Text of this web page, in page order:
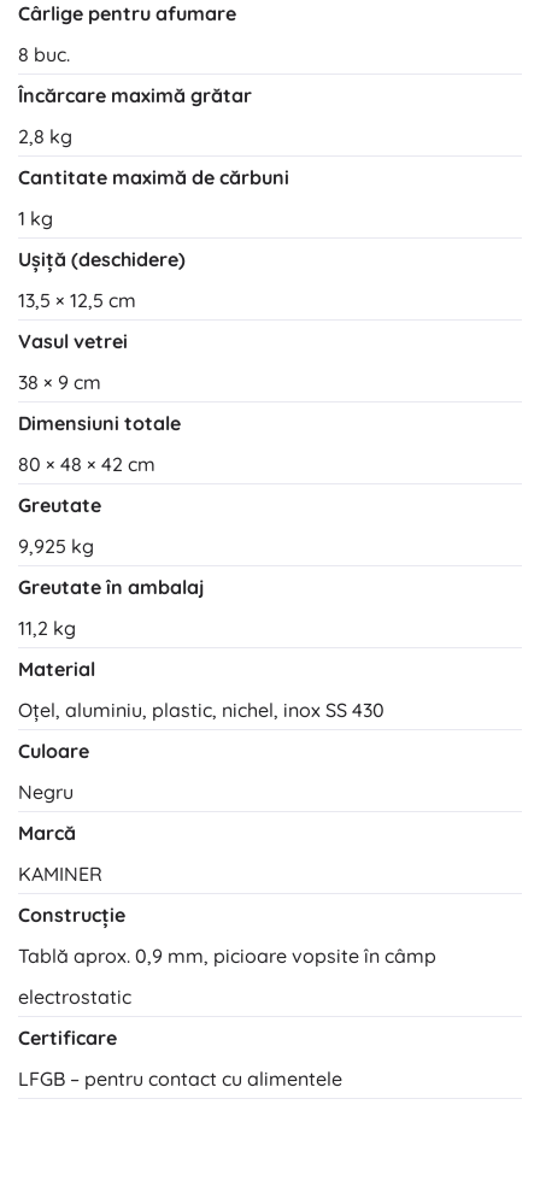
Cârlige pentru afumare
8 buc.
Încărcare maximă grătar
2,8 kg
Cantitate maximă de cărbuni
1 kg
Ușiță (deschidere)
13,5 × 12,5 cm
Vasul vetrei
38 × 9 cm
Dimensiuni totale
80 × 48 × 42 cm
Greutate
9,925 kg
Greutate în ambalaj
11,2 kg
Material
Oțel, aluminiu, plastic, nichel, inox SS 430
Culoare
Negru
Marcă
KAMINER
Construcție
Tablă aprox. 0,9 mm, picioare vopsite în câmp
electrostatic
Certificare
LFGB – pentru contact cu alimentele